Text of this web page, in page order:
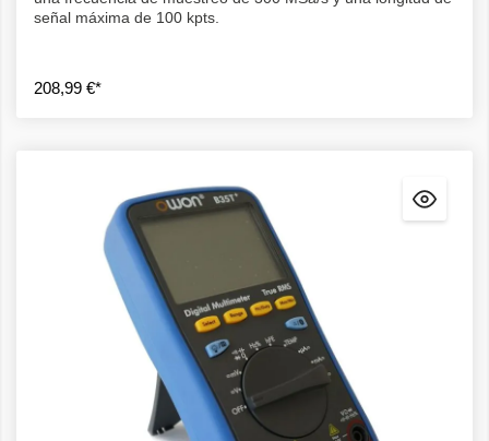
señal máxima de 100 kpts.
208,99 €*